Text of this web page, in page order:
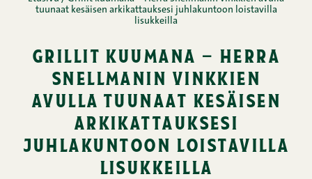
tuunaat kesäisen arkikattauksesi juhlakuntoon loistavilla
lisukkeilla
grillit kuumana – herra
snellmanin vinkkien
avulla tuunaat kesäisen
arkikattauksesi
juhlakuntoon loistavilla
lisukkeilla